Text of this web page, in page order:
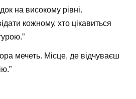
на високому рівні.
кожному, хто цікавиться
мечеть. Місце, де відчуваєш